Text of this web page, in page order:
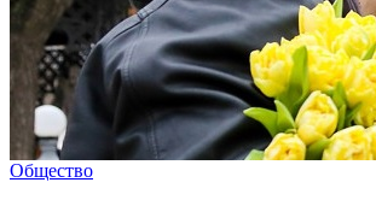
Общество